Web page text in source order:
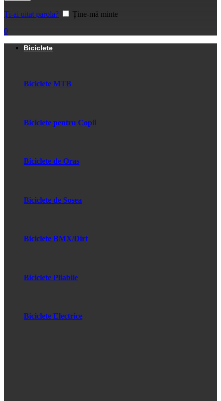
Ți-ai uitat parola?
Ține-mă minte
0
Biciclete
Biciclete MTB
Biciclete pentru Copii
Biciclete de Oras
Biciclete de Sosea
Biciclete BMX/Dirt
Biciclete Pliabile
Biciclete Electrice